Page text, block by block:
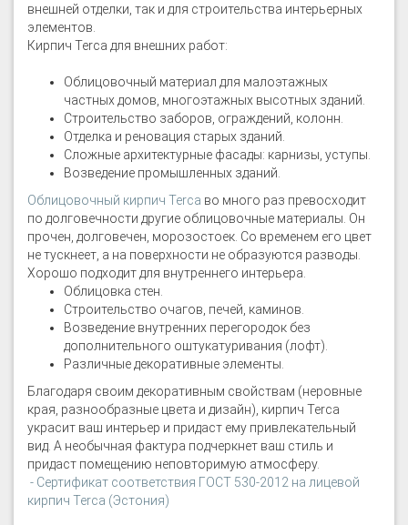
внешней отделки, так и для строительства интерьерных
элементов.
Кирпич Terca для внешних работ:
Облицовочный материал для малоэтажных
частных домов, многоэтажных высотных зданий.
Строительство заборов, ограждений, колонн.
Отделка и реновация старых зданий.
Сложные архитектурные фасады: карнизы, уступы.
Возведение промышленных зданий.
Облицовочный кирпич Terca во много раз превосходит
по долговечности другие облицовочные материалы. Он
прочен, долговечен, морозостоек. Со временем его цвет
не тускнеет, а на поверхности не образуются разводы.
Хорошо подходит для внутреннего интерьера.
Облицовка стен.
Строительство очагов, печей, каминов.
Возведение внутренних перегородок без
дополнительного оштукатуривания (лофт).
Различные декоративные элементы.
Благодаря своим декоративным свойствам (неровные
края, разнообразные цвета и дизайн), кирпич Terca
украсит ваш интерьер и придаст ему привлекательный
вид. А необычная фактура подчеркнет ваш стиль и
придаст помещению неповторимую атмосферу.
- Сертификат соответствия ГОСТ 530-2012 на лицевой
кирпич Terca (Эстония)